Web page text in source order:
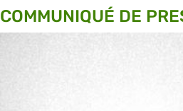
COMMUNIQUÉ DE